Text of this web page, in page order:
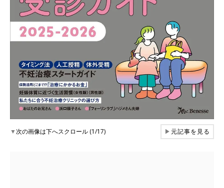
▼次の画像は下へスクロール (1/17) ▶元記事を見る